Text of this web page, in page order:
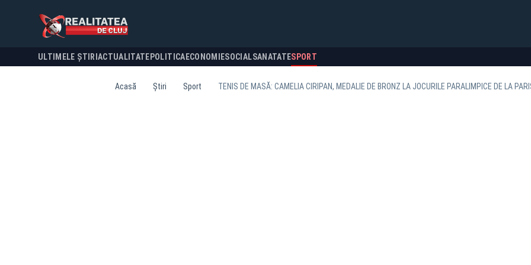
ULTIMELE ȘTIRI ACTUALITATE POLITICA ECONOMIESOCIALSANATATESPORT
Acasă Știri Sport TENIS DE MASĂ: CAMELIA CIRIPAN, MEDALIE DE BRONZ LA JOCURILE PARALIMPICE DE LA